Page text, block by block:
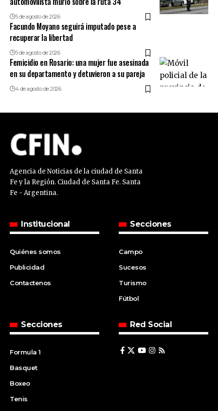
5 de agosto de 2026
Facundo Moyano seguirá imputado pese a
recuperar la libertad
5 de agosto de 2026
Femicidio en Rosario: una mujer fue asesinada
en su departamento y detuvieron a su pareja
4 de agosto de 2026
Agencia de Noticias de la ciudad de Santa
Fe y la Región. Ciudad de Santa Fe. Santa
Fe - Argentina.
Institucional
Quiénes somos
Publicidad
Contactenos
Secciones
Campo
Sucesos
Turismo
Fútbol
Secciones
Formula 1
Basquet
Boxeo
Tenis
Red Social